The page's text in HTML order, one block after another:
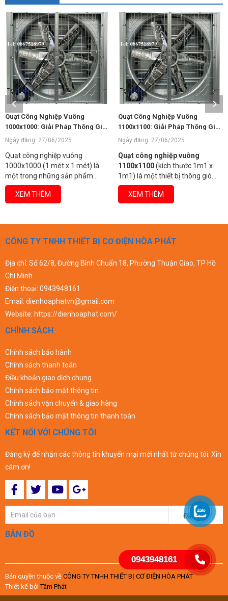
Quạt Công Nghiệp Vuông
1100x1100: Giải Pháp Thông Gió
Hiệu Quả
Ngày đăng: 27/06/2025
Quạt công nghiệp vuông
1100x1100 (kích thước 1m1 x
1m1) là một thiết bị thông gió
chuyên dụng, được thiết kế để
cung cấp lưu lượng không khí
nghiệp và nông nghiệp.
XEM THÊM
Quạt Công Nghiệp Vuông
1220x1220: Giải Pháp Thông Gió
Mạnh Mẽ
Ngày đăng: 27/06/2025
Quạt công nghiệp vuông
1220x1220 (kích thước 1.22m x
1.22m) là một loại quạt thông
gió công suất lớn, được thiết kế
đặc biệt để đáp ứng nhu cầu lưu
mạnh mẽ, loại quạt này đóng vai
trò quan trọng trong việc cải
nhiệt độ, loại bỏ bụi bẩn và mùi
XEM THÊM
CÔNG TY TNHH THIẾT BỊ CƠ ĐIỆN HÒA PHÁT
Địa chỉ: Số 62/8, Đường Bình Chuẩn 18, Phường Thuận Giao, TP Hồ
Chí Minh
Điện thoại: 0943948161
Email: dienhoaphatvn@gmail.com
Website: https://dienhoaphat.com/
CHÍNH SÁCH
Chính sách bảo hành
Chính sách thanh toán
Điều khoản giao dịch chung
Chính sách bảo mật thông tin
Chính sách vận chuyển & giao hàng
Chính sách bảo mật thông tin thanh toán
KẾT NỐI VỚI CHÚNG TÔI
Đăng ký để nhận các thông tin khuyến mại mới nhất từ chúng tôi. Xin
cám ơn!
Đăng ký
BẢN ĐỒ
Bản quyền thuộc về CÔNG TY TNHH THIẾT BỊ CƠ ĐIỆN HÒA PHÁT
Thiết kế bởiTâm Phát
0943948161